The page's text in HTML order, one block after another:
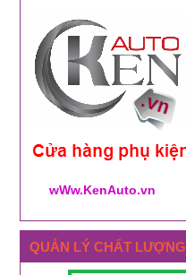
wWw.KenAuto.vn
QUẢN LÝ CHẤT LƯỢNG